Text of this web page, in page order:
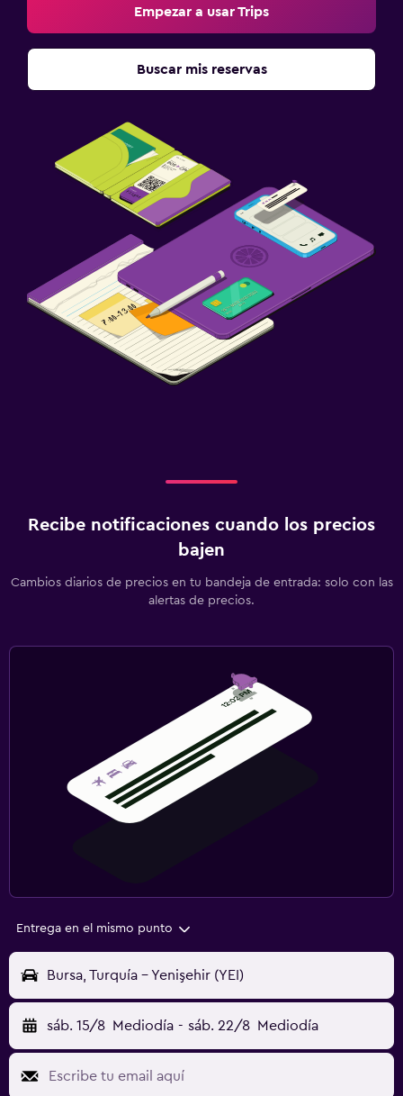
Empezar a usar Trips
Buscar mis reservas
Recibe notificaciones cuando los precios
bajen
Cambios diarios de precios en tu bandeja de entrada: solo con las
alertas de precios.
Entrega en el mismo punto
Bursa, Turquía - Yenişehir (YEI)
sáb. 15/8 Mediodía - sáb. 22/8 Mediodía